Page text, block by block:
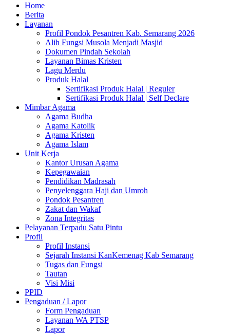
Home
Berita
Layanan
Profil Pondok Pesantren Kab. Semarang 2026
Alih Fungsi Musola Menjadi Masjid
Dokumen Pindah Sekolah
Layanan Bimas Kristen
Lagu Merdu
Produk Halal
Sertifikasi Produk Halal | Reguler
Sertifikasi Produk Halal | Self Declare
Mimbar Agama
Agama Budha
Agama Katolik
Agama Kristen
Agama Islam
Unit Kerja
Kantor Urusan Agama
Kepegawaian
Pendidikan Madrasah
Penyelenggara Haji dan Umroh
Pondok Pesantren
Zakat dan Wakaf
Zona Integritas
Pelayanan Terpadu Satu Pintu
Profil
Profil Instansi
Sejarah Instansi KanKemenag Kab Semarang
Tugas dan Fungsi
Tautan
Visi Misi
PPID
Pengaduan / Lapor
Form Pengaduan
Layanan WA PTSP
Lapor